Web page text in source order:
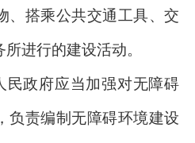
、搭乘公共交通工具、交
进行的建设活动。
民政府应当加强对无障碍
负责编制无障碍环境建设